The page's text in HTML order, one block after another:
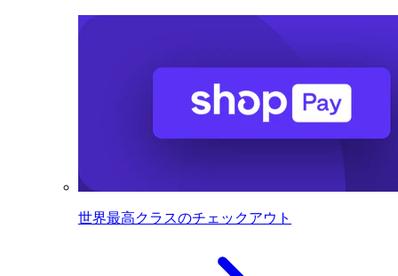
世界最高クラスのチェックアウト